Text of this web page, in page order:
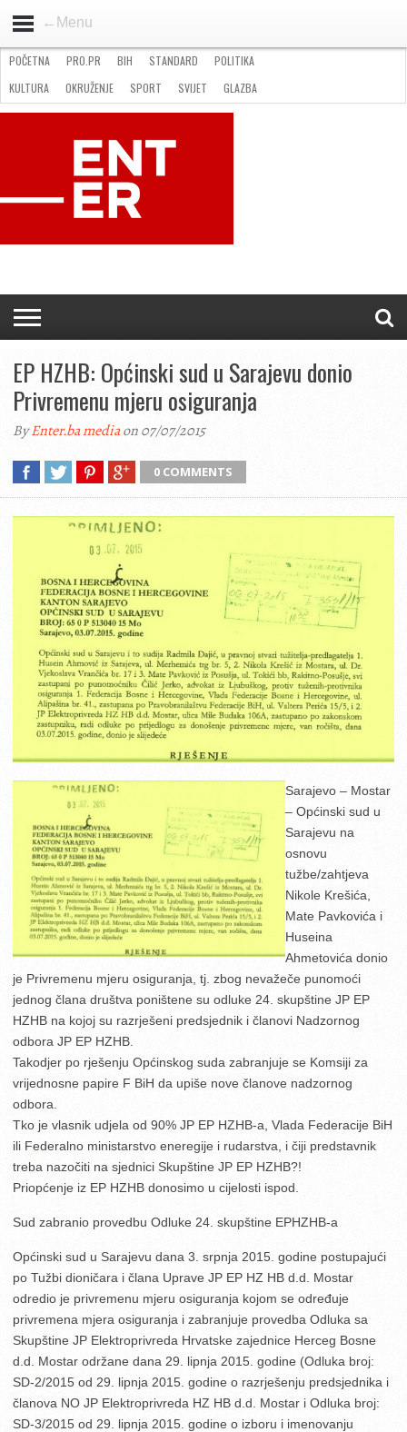
←Menu
STANDARD
GOSPODARSTVO
OKRUŽENJE
POČETNA PRO.PR BIH STANDARD
POLITIKA
KULTURA
OKRUŽENJE SPORT SVIJET
GLAZBA
NATJEČAJI
FILMING LOCATION IN BH KONTAKT
EP HZHB: Općinski sud u Sarajevu donio
Privremenu mjeru osiguranja
ByEnter.ba mediaon 07/07/2015
0 COMMENTS
Sarajevo – Mostar
– Općinski sud u
Sarajevu na
osnovu
tužbe/zahtjeva
Nikole Krešića,
Mate Pavkovića i
Huseina
Ahmetovića donio
je Privremenu mjeru osiguranja, tj. zbog nevažeče punomoći
jednog člana društva poništene su odluke 24. skupštine JP EP
HZHB na kojoj su razrješeni predsjednik i članovi Nadzornog
odbora JP EP HZHB.
Takodjer po rješenju Općinskog suda zabranjuje se Komsiji za
vrijednosne papire F BiH da upiše nove članove nadzornog
odbora.
Tko je vlasnik udjela od 90% JP EP HZHB-a, Vlada Federacije BiH
ili Federalno ministarstvo eneregije i rudarstva, i čiji predstavnik
treba nazočiti na sjednici Skupštine JP EP HZHB?!
Priopćenje iz EP HZHB donosimo u cijelosti ispod.
Sud zabranio provedbu Odluke 24. skupštine EPHZHB-a
Općinski sud u Sarajevu dana 3. srpnja 2015. godine postupajući
po Tužbi dioničara i člana Uprave JP EP HZ HB d.d. Mostar
odredio je privremenu mjeru osiguranja kojom se određuje
privremena mjera osiguranja i zabranjuje provedba Odluka sa
Skupštine JP Elektroprivreda Hrvatske zajednice Herceg Bosne
d.d. Mostar održane dana 29. lipnja 2015. godine (Odluka broj:
SD-2/2015 od 29. lipnja 2015. godine o razrješenju predsjednika i
članova NO JP Elektroprivreda HZ HB d.d. Mostar i Odluka broj:
SD-3/2015 od 29. lipnja 2015. godine o izboru i imenovanju